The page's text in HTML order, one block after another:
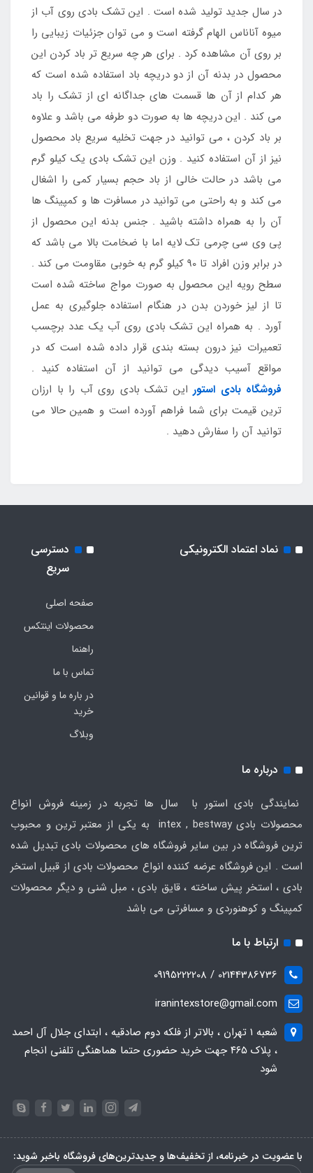
در سال جدید تولید شده است . این تشک بادی روی آب از
میوه آناناس الهام گرفته است و می توان جزئیات زیبایی را
بر روی آن مشاهده کرد . برای هر چه سریع تر باد کردن این
محصول در بدنه آن از دو دریچه باد استفاده شده است که
هر کدام از آن ها قسمت های جداگانه ای از تشک را باد
می کند . این دریچه ها به صورت دو طرفه می باشد و علاوه
بر باد کردن ، می توانید در جهت تخلیه سریع باد محصول
نیز از آن استفاده کنید . وزن این تشک بادی یک کیلو گرم
می باشد در حالت خالی از باد حجم بسیار کمی را اشغال
می کند و به راحتی می توانید در مسافرت ها و کمپینگ ها
آن را به همراه داشته باشید . جنس بدنه این محصول از
پی وی سی چرمی تک لایه اما با ضخامت بالا می باشد که
در برابر وزن افراد تا 90 کیلو گرم به خوبی مقاومت می کند .
سطح رویه این محصول به صورت مواج ساخته شده است
تا از لیز خوردن بدن در هنگام استفاده جلوگیری به عمل
آورد . به همراه این تشک بادی روی آب یک عدد برچسب
تعمیرات نیز درون بسته بندی قرار داده شده است که در
مواقع آسیب دیدگی می توانید از آن استفاده کنید .
فروشگاهبادی استور این تشک بادی روی آب را با ارزان
ترین قیمت برای شما فراهم آورده است و همین حالا می
توانید آن را سفارش دهید .
نماد اعتماد الکترونیکی
دسترسی
سریع
صفحه اصلی
محصولات اینتکس
راهنما
تماس با ما
در باره ما و قوانین
خرید
وبلاگ
درباره ما
نمایندگی بادی استور با سال ها تجربه در زمینه فروش انواع
محصولات بادی intex , bestway به یکی از معتبر ترین و محبوب
ترین فروشگاه در بین سایر فروشگاه های محصولات بادی تبدیل شده
است . این فروشگاه عرضه کننده انواع محصولات بادی از قبیل استخر
بادی ، استخر پیش ساخته ، قایق بادی ، مبل شنی و دیگر محصولات
کمپینگ و کوهنوردی و مسافرتی می باشد
ارتباط با ما
02144386736 / 09195222208
iranintexstore@gmail.com
شعبه ۱ تهران ، بالاتر از فلکه دوم صادقیه ، ابتدای جلال آل احمد
، پلاک ۴۶۵ جهت خرید حضوری حتما هماهنگی تلفنی انجام
شود
با عضویت در خبرنامه، از تخفیف‌ها و جدیدترین‌های فروشگاه باخبر شوید: